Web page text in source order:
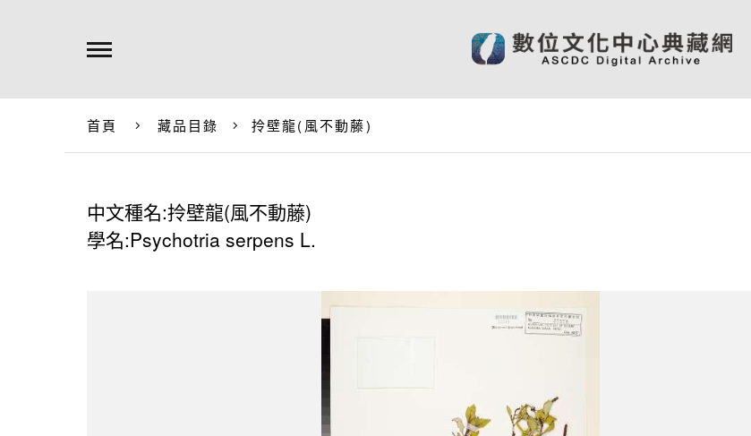
首頁 藏品目錄 拎壁龍(風不動藤)
中文種名:拎壁龍(風不動藤)
學名:Psychotria serpens L.